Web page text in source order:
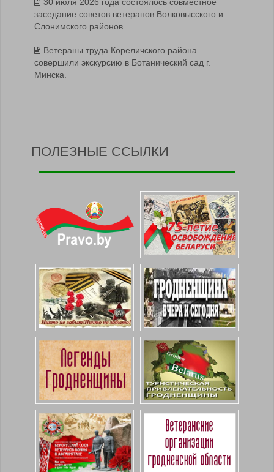
заседание советов ветеранов Волковысского и
Слонимского районов
Ветераны труда Кореличского района
совершили экскурсию в Ботанический сад г.
Минска.
ПОЛЕЗНЫЕ ССЫЛКИ